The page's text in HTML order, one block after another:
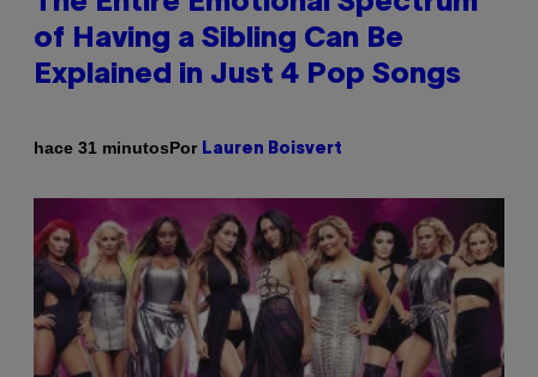
of Having a Sibling Can Be
Explained in Just 4 Pop Songs
hace 31 minutosPor Lauren Boisvert